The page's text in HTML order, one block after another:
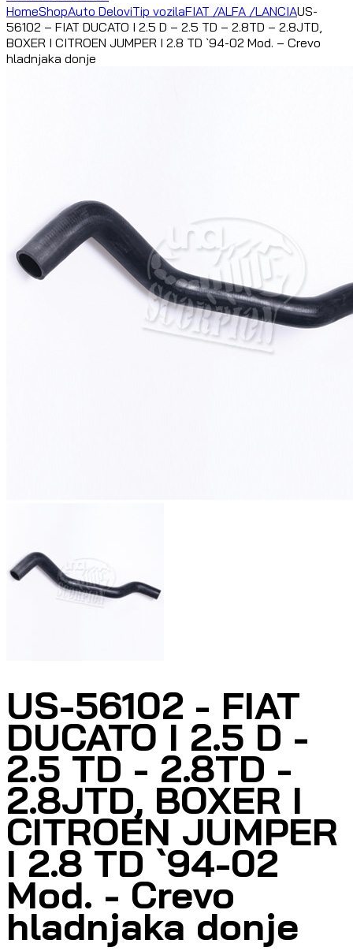
HomeShopAuto DeloviTip vozilaFIAT /ALFA /LANCIAUS-
56102 – FIAT DUCATO I 2.5 D – 2.5 TD – 2.8TD – 2.8JTD,
BOXER I CITROEN JUMPER I 2.8 TD `94-02 Mod. – Crevo
hladnjaka donje
US-56102 - FIAT
DUCATO I 2.5 D -
2.5 TD - 2.8TD -
2.8JTD, BOXER I
CITROEN JUMPER
I 2.8 TD `94-02
Mod. - Crevo
hladnjaka donje